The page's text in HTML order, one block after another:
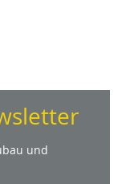
und